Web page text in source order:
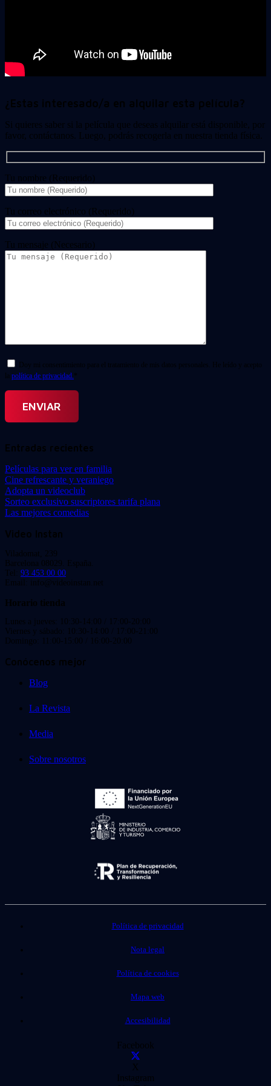
¿Estas interesado/a en alquilar esta película?
Si quieres saber si la película que deseas alquilar está disponible, por
favor, contáctanos. Luego, podrás recogerla en nuestra tienda física.
Tu nombre (Requerido)
Tu correo electrónico (Requerido)
Tu mensaje (Necesario)
Doy mi consentimiento para el tratamiento de mis datos personales. He leído y acepto
la política de privacidad. *
Entradas recientes
Películas para ver en familia
Cine refrescante y veraniego
Adopta un videoclub
Sorteo exclusivo suscriptores tarifa plana
Las mejores comedias
Video Instan
Viladomat, 239
Barcelona 08029. España.
Tel: 93 453 00 00
Email: info@videoinstan.net
Horario tienda
Lunes a jueves: 10:30-14:00 / 17:00-20:00
Viernes y sábado: 10:30-14:00 / 17:00-21:00
Domingo: 11:00-15:00 / 16:00-20:00
Conócenos mejor
Blog
La Revista
Media
Sobre nosotros
Política de privacidad
Nota legal
Política de cookies
Mapa web
Accesibilidad
Facebook
X
Instagram